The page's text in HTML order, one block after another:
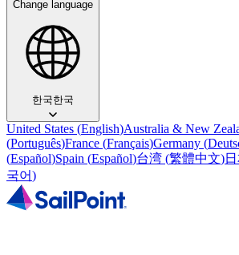
Change language
한국한국
United States (English)Australia & New
(Português)France (Français)Germany (
(Español)Spain (Español)台湾 (繁體中文)
국어)